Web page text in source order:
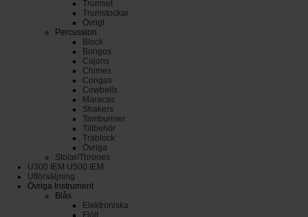
Trumset
Trumstockar
Övrigt
Percussion
Block
Bongos
Cajons
Chimes
Congas
Cowbells
Maracas
Shakers
Tamburiner
Tillbehör
Träblock
Övriga
Stolar/Thrones
U300 IEM U500 IEM
Utförsäljning
Övriga Instrument
Blås
Elektroniska
Flöjt